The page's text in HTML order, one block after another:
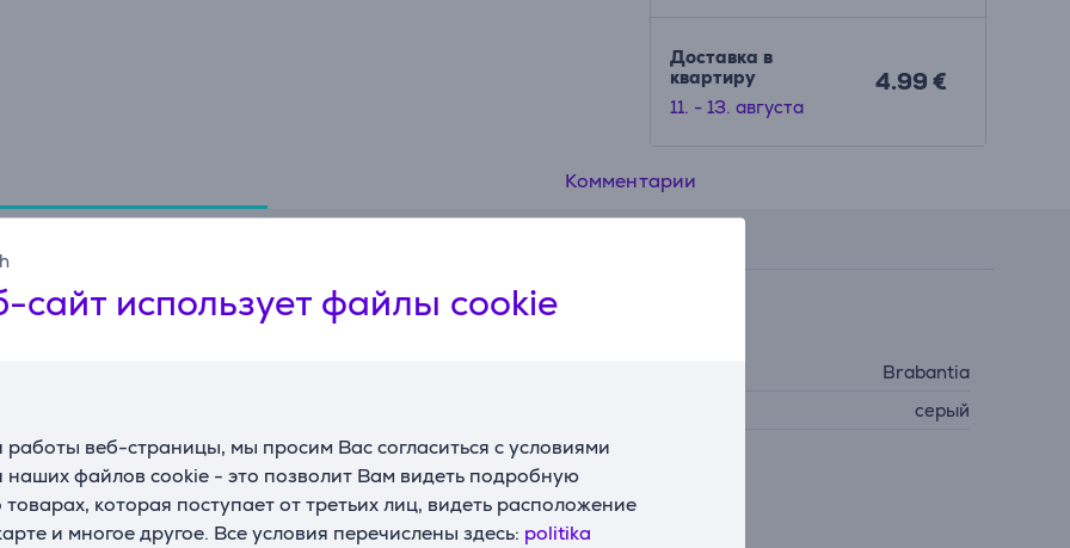
использует файлы cookie
веб-страницы, мы просим Вас согласиться с условиями
наших файлов cookie - это позволит Вам видеть подробную
которая поступает от третьих лиц, видеть расположение
и многое другое. Все условия перечислены здесь: politika
Доставка в
квартиру
11. - 13. августа
4.99 €
Комментарии
Ширина
19,5 см
Глубина
16 см
Brabantia
серый